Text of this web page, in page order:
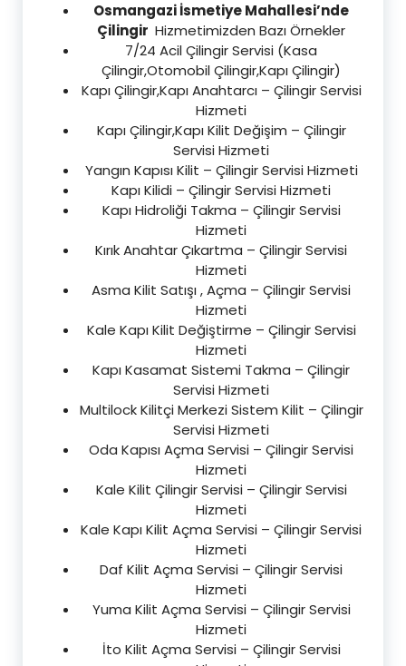
Osmangazi İsmetiye Mahallesi’nde
Çilingir Hizmetimizden Bazı Örnekler
7/24 Acil Çilingir Servisi (Kasa
Çilingir,Otomobil Çilingir,Kapı Çilingir)
Kapı Çilingir,Kapı Anahtarcı – Çilingir Servisi
Hizmeti
Kapı Çilingir,Kapı Kilit Değişim – Çilingir
Servisi Hizmeti
Yangın Kapısı Kilit – Çilingir Servisi Hizmeti
Kapı Kilidi – Çilingir Servisi Hizmeti
Kapı Hidroliği Takma – Çilingir Servisi
Hizmeti
Kırık Anahtar Çıkartma – Çilingir Servisi
Hizmeti
Asma Kilit Satışı , Açma – Çilingir Servisi
Hizmeti
Kale Kapı Kilit Değiştirme – Çilingir Servisi
Hizmeti
Kapı Kasamat Sistemi Takma – Çilingir
Servisi Hizmeti
Multilock Kilitçi Merkezi Sistem Kilit – Çilingir
Servisi Hizmeti
Oda Kapısı Açma Servisi – Çilingir Servisi
Hizmeti
Kale Kilit Çilingir Servisi – Çilingir Servisi
Hizmeti
Kale Kapı Kilit Açma Servisi – Çilingir Servisi
Hizmeti
Daf Kilit Açma Servisi – Çilingir Servisi
Hizmeti
Yuma Kilit Açma Servisi – Çilingir Servisi
Hizmeti
İto Kilit Açma Servisi – Çilingir Servisi